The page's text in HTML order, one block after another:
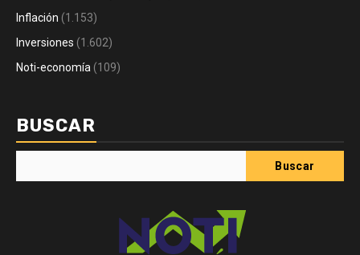
Inflación (1.153)
Inversiones (1.602)
Noti-economía (109)
BUSCAR
Buscar